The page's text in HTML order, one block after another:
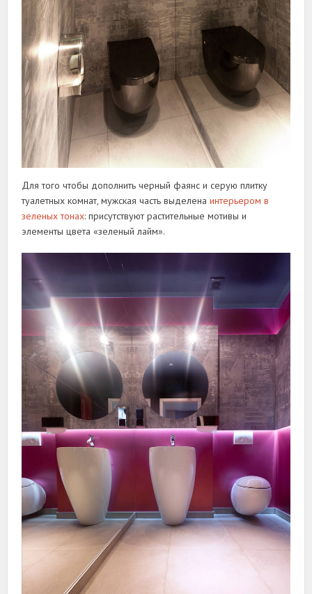
Для того чтобы дополнить черный фаянс и серую плитку
туалетных комнат, мужская часть выделенаинтерьером в
зеленых тонах: присутствуют растительные мотивы и
элементы цвета «зеленый лайм».